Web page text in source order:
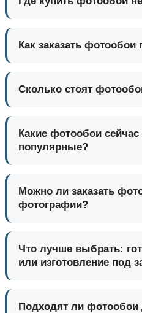
Как заказать
Сколько стоят
Какие фотообои
популярные?
Можно ли заказать
фотографии?
Что лучше выбрать:
или изготовление под
Подходят ли фотообои